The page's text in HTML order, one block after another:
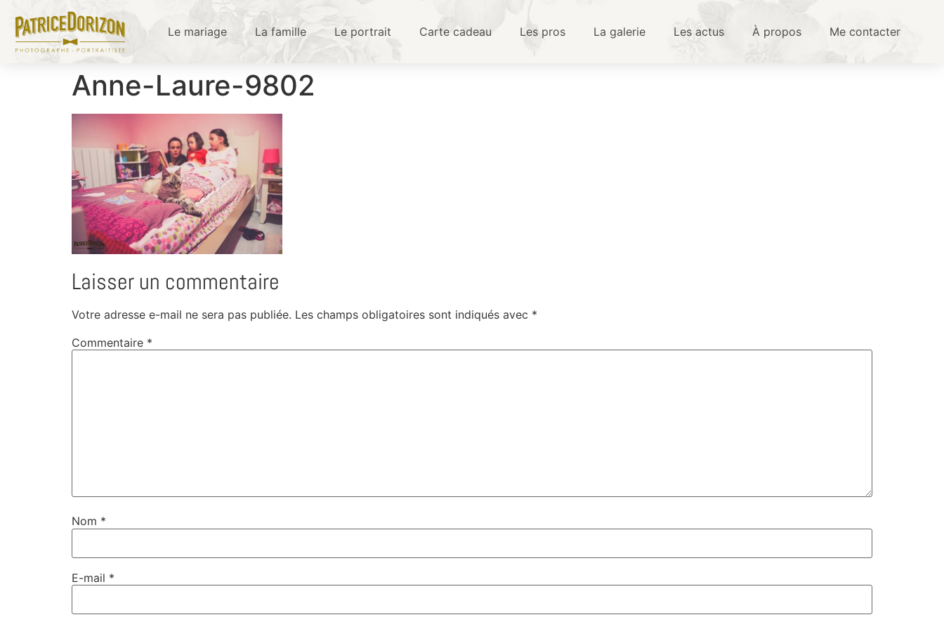
Le mariage La famille Le portrait Carte cadeau Les pros La galerie Les actus À propos Me contacter
Anne-Laure-9802
Laisser un commentaire
Votre adresse e-mail ne sera pas publiée. Les champs obligatoires sont indiqués avec *
Commentaire *
Nom *
E-mail *